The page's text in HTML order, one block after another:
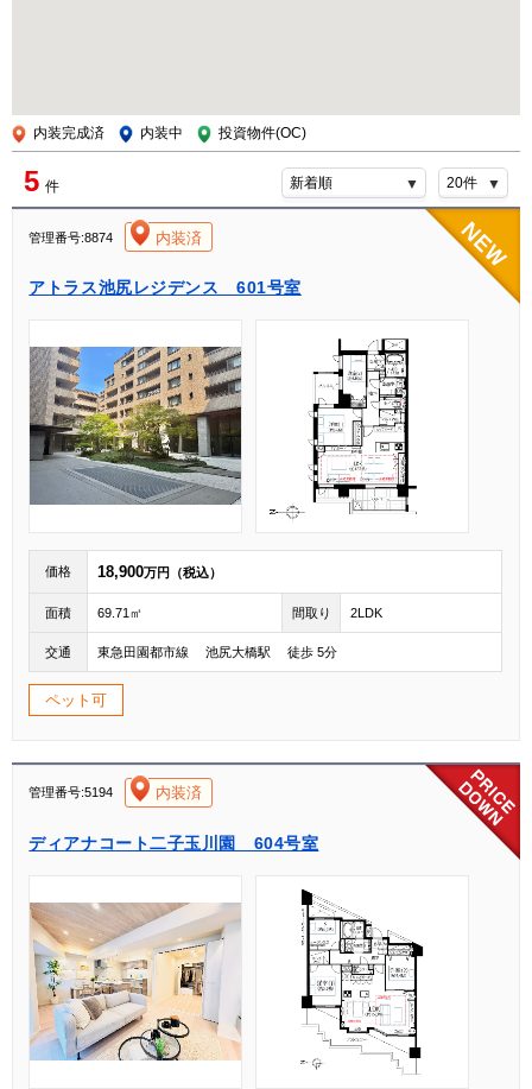
内装完成済 内装中 投資物件(OC)
5 件
管理番号:8874 内装済
アトラス池尻レジデンス 601号室
価格 18,900万円（税込）
面積 69.71㎡ 間取り 2LDK
交通 東急田園都市線 池尻大橋駅 徒歩 5分
ペット可
[004]
管理番号:5194 内装済
ディアナコート二子玉川園 604号室
[004]